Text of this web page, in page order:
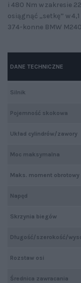
i 480 Nm w zakresie
osiągnąć „setkę” w
374-konne BMW
DANE TECHNICZNE
Silnik
Pojemność skokowa
Układ cylindrów/zawory
Moc maksymalna
Maks. moment obrotowy
Napęd
Skrzynia biegów
Długość/szerokość/
Rozstaw osi
Średnica zawracania